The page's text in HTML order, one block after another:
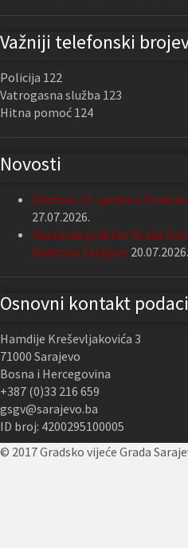
Važniji telefonski
Policija 122
Vatrogasna služba 123
Hitna pomoć 124
Novosti
Održana 13. sjednica
27.07.2026.
Nastavak podrške Grada
Kantona Sarajevo 20.07.2026.
Osnovni kontakt podaci
Hamdije Kreševljakovića 3
71000 Sarajevo
Bosna i Hercegovina
+387 (0)33 216 659
gsgv@sarajevo.ba
ID broj: 4200295100005
© 2017 Gradsko vijeće Grada